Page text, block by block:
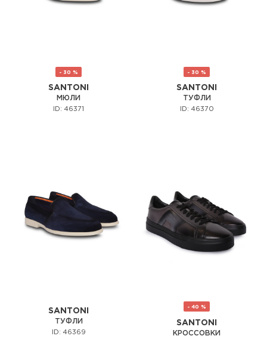
- 30 %
SANTONI
МЮЛИ
ID: 46371
- 30 %
SANTONI
ТУФЛИ
ID: 46370
SANTONI
ТУФЛИ
ID: 46369
- 40 %
SANTONI
КРОССОВКИ